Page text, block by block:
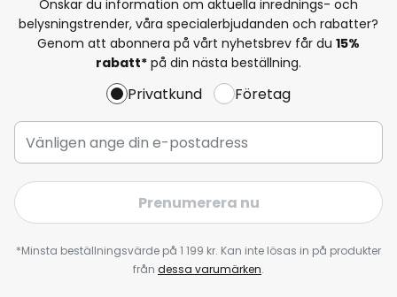
Önskar du information om aktuella inrednings- och
belysningstrender, våra specialerbjudanden och rabatter?
Genom att abonnera på vårt nyhetsbrev får du 15%
rabatt* på din nästa beställning.
Privatkund Företag
Prenumerera nu
*Minsta beställningsvärde på 1 199 kr. Kan inte lösas in på produkter
från dessa varumärken.